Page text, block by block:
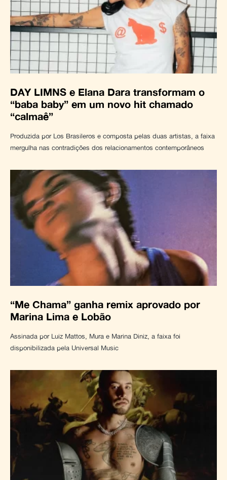
DAY LIMNS e Elana Dara transformam o
“baba baby” em um novo hit chamado
“calmaê”
Produzida por Los Brasileros e composta pelas duas artistas, a faixa
mergulha nas contradições dos relacionamentos contemporâneos
“Me Chama” ganha remix aprovado por
Marina Lima e Lobão
Assinada por Luiz Mattos, Mura e Marina Diniz, a faixa foi
disponibilizada pela Universal Music